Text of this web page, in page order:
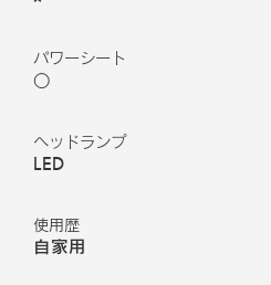
パワーシート
○
ヘッドランプ
LED
使用歴
自家用